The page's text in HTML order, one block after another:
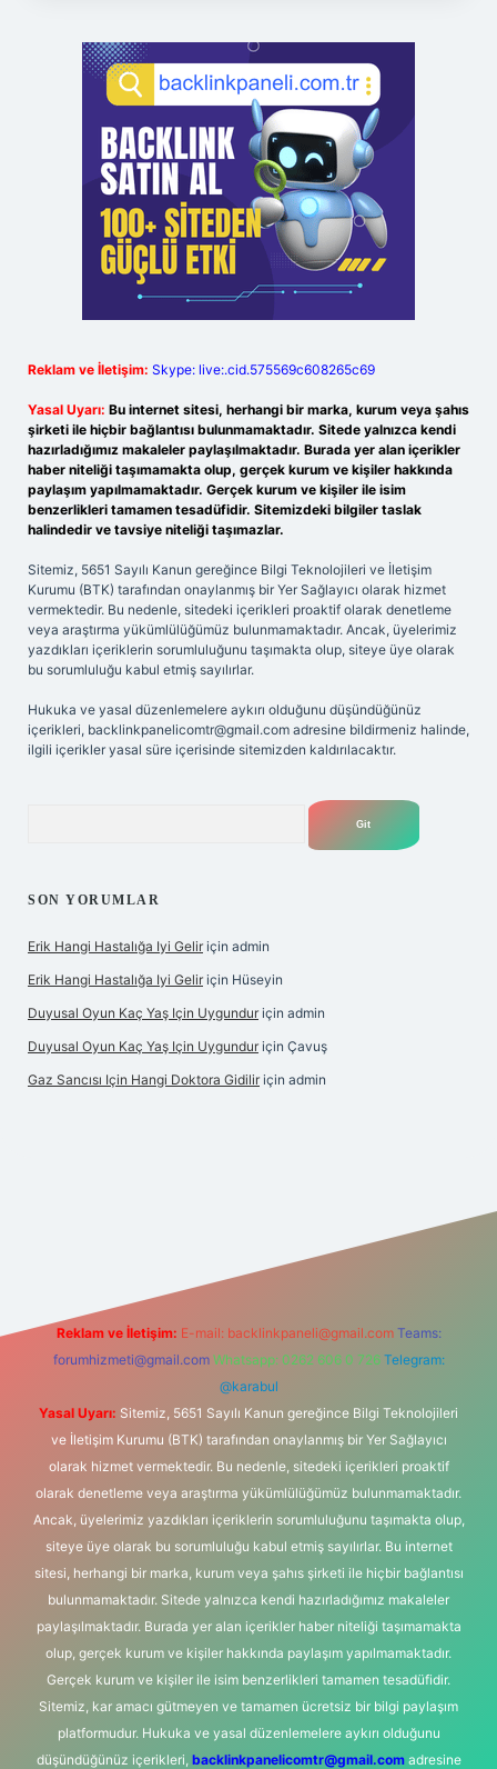
Reklam ve İletişim: Skype: live:.cid.575569c608265c69
Yasal Uyarı: Bu internet sitesi, herhangi bir marka, kurum veya şahıs
şirketi ile hiçbir bağlantısı bulunmamaktadır. Sitede yalnızca kendi
hazırladığımız makaleler paylaşılmaktadır. Burada yer alan içerikler
haber niteliği taşımamakta olup, gerçek kurum ve kişiler hakkında
paylaşım yapılmamaktadır. Gerçek kurum ve kişiler ile isim
benzerlikleri tamamen tesadüfidir. Sitemizdeki bilgiler taslak
halindedir ve tavsiye niteliği taşımazlar.
Sitemiz, 5651 Sayılı Kanun gereğince Bilgi Teknolojileri ve İletişim
Kurumu (BTK) tarafından onaylanmış bir Yer Sağlayıcı olarak hizmet
vermektedir. Bu nedenle, sitedeki içerikleri proaktif olarak denetleme
veya araştırma yükümlülüğümüz bulunmamaktadır. Ancak, üyelerimiz
yazdıkları içeriklerin sorumluluğunu taşımakta olup, siteye üye olarak
bu sorumluluğu kabul etmiş sayılırlar.
Hukuka ve yasal düzenlemelere aykırı olduğunu düşündüğünüz
içerikleri, backlinkpanelicomtr@gmail.com adresine bildirmeniz halinde,
ilgili içerikler yasal süre içerisinde sitemizden kaldırılacaktır.
SON YORUMLAR
Erik Hangi Hastalığa Iyi Gelir için admin
Erik Hangi Hastalığa Iyi Gelir için Hüseyin
Duyusal Oyun Kaç Yaş Için Uygundur için admin
Duyusal Oyun Kaç Yaş Için Uygundur için Çavuş
Gaz Sancısı Için Hangi Doktora Gidilir için admin
Reklam ve İletişim: E-mail: backlinkpaneli@gmail.com Teams:
forumhizmeti@gmail.com Whatsapp: 0262 606 0 726 Telegram:
@karabul
Yasal Uyarı: Sitemiz, 5651 Sayılı Kanun gereğince Bilgi Teknolojileri
ve İletişim Kurumu (BTK) tarafından onaylanmış bir Yer Sağlayıcı
olarak hizmet vermektedir. Bu nedenle, sitedeki içerikleri proaktif
olarak denetleme veya araştırma yükümlülüğümüz bulunmamaktadır.
Ancak, üyelerimiz yazdıkları içeriklerin sorumluluğunu taşımakta olup,
siteye üye olarak bu sorumluluğu kabul etmiş sayılırlar. Bu internet
sitesi, herhangi bir marka, kurum veya şahıs şirketi ile hiçbir bağlantısı
bulunmamaktadır. Sitede yalnızca kendi hazırladığımız makaleler
paylaşılmaktadır. Burada yer alan içerikler haber niteliği taşımamakta
olup, gerçek kurum ve kişiler hakkında paylaşım yapılmamaktadır.
Gerçek kurum ve kişiler ile isim benzerlikleri tamamen tesadüfidir.
Sitemiz, kar amacı gütmeyen ve tamamen ücretsiz bir bilgi paylaşım
platformudur. Hukuka ve yasal düzenlemelere aykırı olduğunu
düşündüğünüz içerikleri, backlinkpanelicomtr@gmail.comadresine